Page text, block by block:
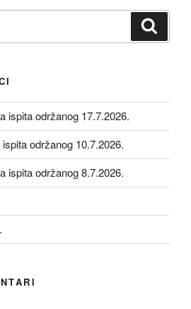
ispita održanog 17.7.2026.
održanog 10.7.2026.
ispita održanog 8.7.2026.